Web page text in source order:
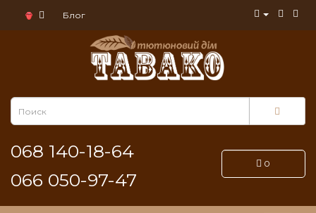
Блог
068 140-18-64
066 050-97-47
0